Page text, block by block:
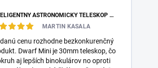
INTELIGENTNÝ ASTRONOMICKÝ TELESKOP DWARFLAB DWARF MINI
MARTIN KASALA
cenu rozhodne bezkonkurenčný
Dwarf Mini je 30mm teleskop, čo
aj lepších binokulárov no oproti